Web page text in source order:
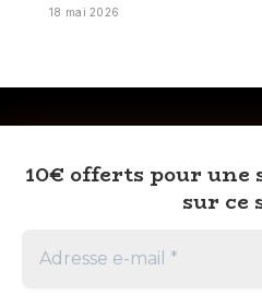
10€ offerts pour
sur ce
18 mai 2026